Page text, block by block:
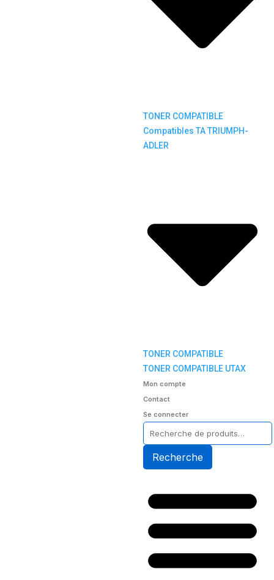
TONER COMPATIBLE
Compatibles TA TRIUMPH-
ADLER
TONER COMPATIBLE
TONER COMPATIBLE UTAX
Mon compte
Contact
Se connecter